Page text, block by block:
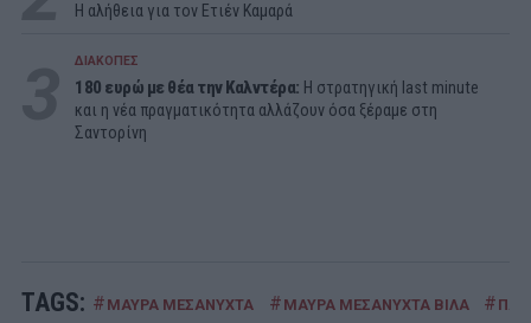
Η αλήθεια για τον Ετιέν Καμαρά
ΔΙΑΚΟΠΕΣ
180 ευρώ με θέα την Καλντέρα: Η στρατηγική last minute
και η νέα πραγματικότητα αλλάζουν όσα ξέραμε στη
Σαντορίνη
TAGS: # ΜΑΥΡΑ ΜΕΣΑΝΥΧΤΑ # ΜΑΥΡΑ ΜΕΣΑΝΥΧΤΑ ΒΙΛΑ #